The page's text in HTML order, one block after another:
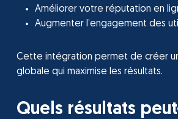
Améliorer votre réputation en
Augmenter l’engagement des
Cette intégration permet de créer
globale qui maximise les résultats.
Quels résultats